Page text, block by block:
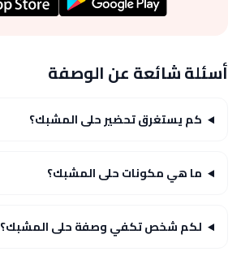
أسئلة شائعة عن الوصفة
كم يستغرق تحضير حلى المشبك؟
ما هي مكونات حلى المشبك؟
لكم شخص تكفي وصفة حلى المشبك؟